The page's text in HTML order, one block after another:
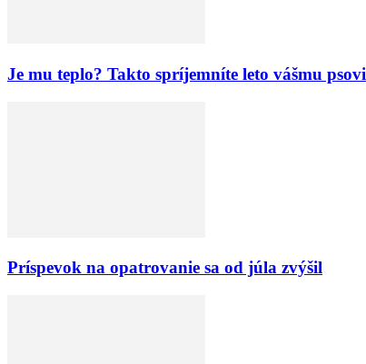
Je mu teplo? Takto spríjemníte leto vášmu psovi
Príspevok na opatrovanie sa od júla zvýšil